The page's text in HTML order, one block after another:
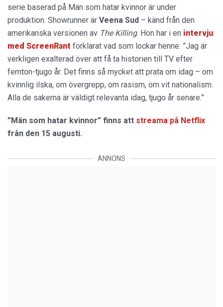
serie baserad på Män som hatar kvinnor är under
produktion. Showrunner är Veena Sud – känd från den
amerikanska versionen av The Killing. Hon har i en intervju
med ScreenRant förklarat vad som lockar henne: ”Jag är
verkligen exalterad över att få ta historien till TV efter
femton-tjugo år. Det finns så mycket att prata om idag – om
kvinnlig ilska, om övergrepp, om rasism, om vit nationalism.
Alla de sakerna är väldigt relevanta idag, tjugo år senare.”
”Män som hatar kvinnor” finns att streama på Netflix
från den 15 augusti.
ANNONS